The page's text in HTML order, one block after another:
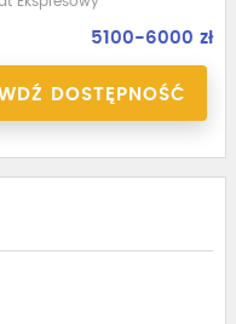
5100-6000 zł
DOSTĘPNOŚĆ